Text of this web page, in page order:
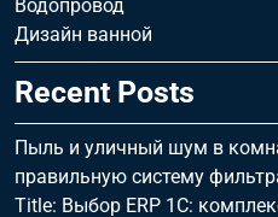
Водопровод
Дизайн ванной
Recent Posts
Пыль и уличный шум в
правильную систему
Title: Выбор ERP 1С: